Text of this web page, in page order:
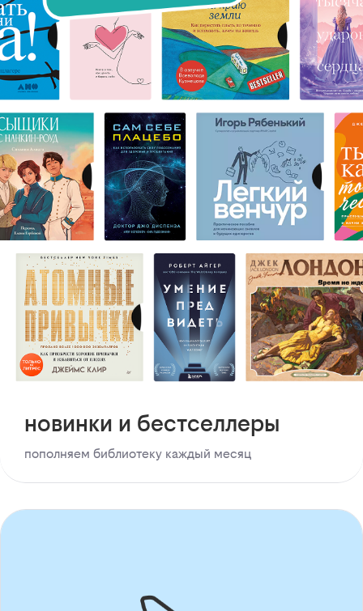
новинки и бестселлеры
пополняем библиотеку каждый месяц